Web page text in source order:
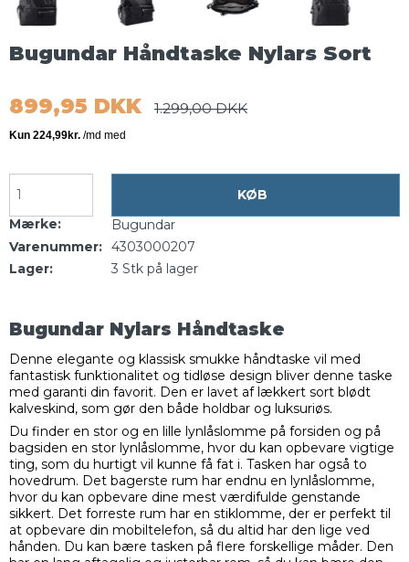
Bugundar Håndtaske Nylars Sort
899,95 DKK 1.299,00 DKK
KØB
Mærke:
Bugundar
Varenummer: 4303000207
Lager:
3 Stk på lager
Bugundar Nylars Håndtaske
Denne elegante og klassisk smukke håndtaske vil med
fantastisk funktionalitet og tidløse design bliver denne taske
med garanti din favorit. Den er lavet af lækkert sort blødt
kalveskind, som gør den både holdbar og luksuriøs.
Du finder en stor og en lille lynlåslomme på forsiden og på
bagsiden en stor lynlåslomme, hvor du kan opbevare vigtige
ting, som du hurtigt vil kunne få fat i. Tasken har også to
hovedrum. Det bagerste rum har endnu en lynlåslomme,
hvor du kan opbevare dine mest værdifulde genstande
sikkert. Det forreste rum har en stiklomme, der er perfekt til
at opbevare din mobiltelefon, så du altid har den lige ved
hånden. Du kan bære tasken på flere forskellige måder. Den